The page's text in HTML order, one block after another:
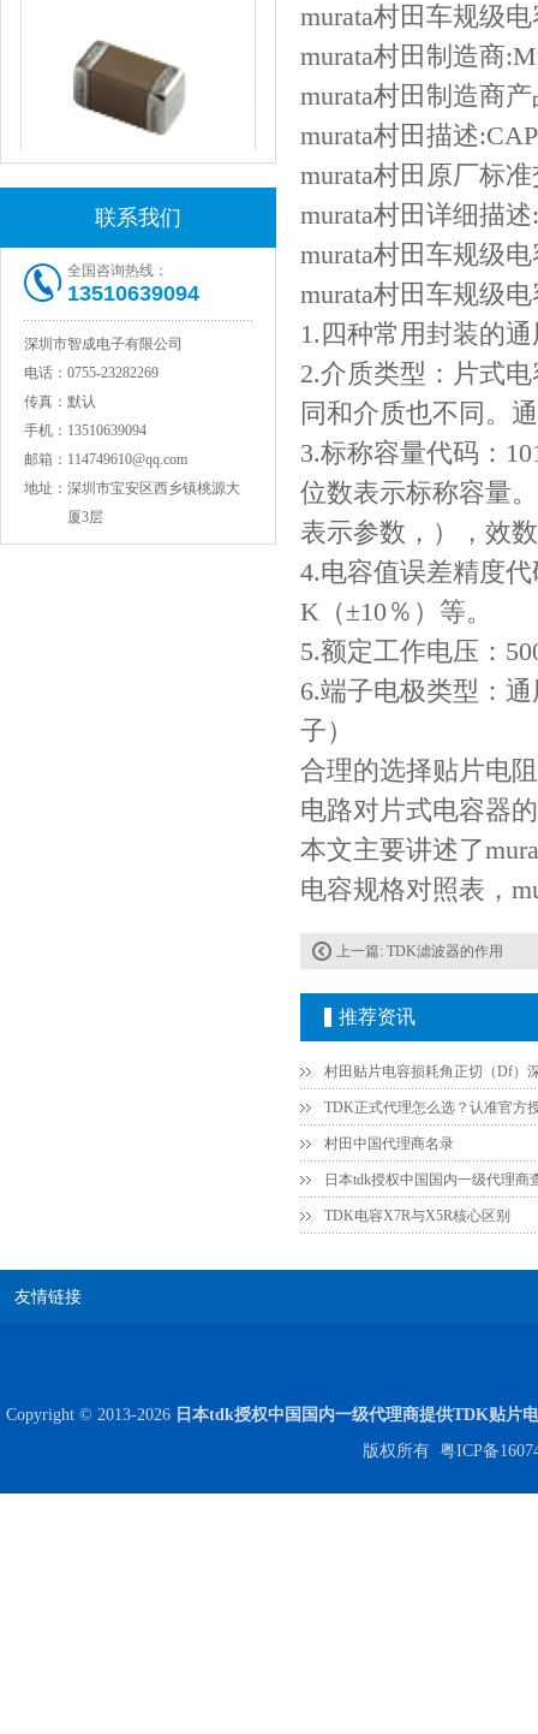
联系我们
全国咨询热线：
13510639094
深圳市智成电子有限公司
电话： 0755-23282269
传真： 默认
手机： 13510639094
邮箱： 114749610@qq.com
地址： 深圳市宝安区西乡镇桃源大
厦3层
murata村田车规级
murata村田制造商
murata村田制造商
murata村田描述
murata村田原厂标
murata村田详细描
murata村田车规级
murata村田车规级
1.四种常用封装的
2.介质类型：片式
同和介质也不同。
3.标称容量代码：
位数表示标称容量
表示参数，），效
4.电容值误差精度
K（±10％）等。
5.额定工作电压：
6.端子电极类型：
子）
合理的选择贴片电
电路对片式电容器
本文主要讲述了
电容规格对照表，
上一篇: TDK滤波器的作用
推荐资讯
村田中国代理商名录
日本tdk授权中国国内一级代理商
TDK电容X7R与X5R核心区别
友情链接
Copyright © 2013-2026 日本tdk授权中国国内一级代理商提供TDK贴片
版权所有 粤ICP备